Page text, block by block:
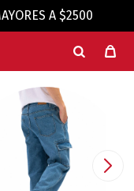
A $2500